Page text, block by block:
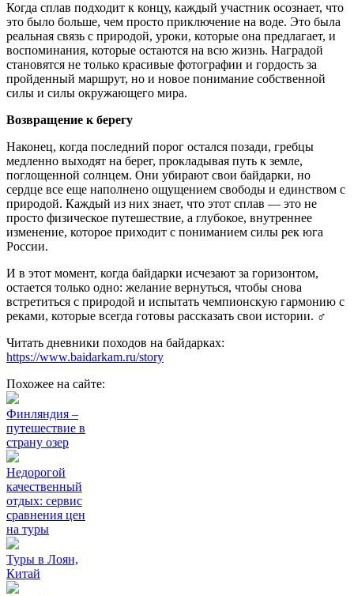
Когда сплав подходит к концу, каждый участник осознает, что
это было больше, чем просто приключение на воде. Это была
реальная связь с природой, уроки, которые она предлагает, и
воспоминания, которые остаются на всю жизнь. Наградой
становятся не только красивые фотографии и гордость за
пройденный маршрут, но и новое понимание собственной
силы и силы окружающего мира.
Возвращение к берегу
Наконец, когда последний порог остался позади, гребцы
медленно выходят на берег, прокладывая путь к земле,
поглощенной солнцем. Они убирают свои байдарки, но
сердце все еще наполнено ощущением свободы и единством с
природой. Каждый из них знает, что этот сплав — это не
просто физическое путешествие, а глубокое, внутреннее
изменение, которое приходит с пониманием силы рек юга
России.
И в этот момент, когда байдарки исчезают за горизонтом,
остается только одно: желание вернуться, чтобы снова
встретиться с природой и испытать чемпионскую гармонию с
реками, которые всегда готовы рассказать свои истории. ‍♂️
Читать дневники походов на байдарках:
https://www.baidarkam.ru/story
Похожее на сайте:
Финляндия –
путешествие в
страну озер
Недорогой
качественный
отдых: сервис
сравнения цен
на туры
Туры в Лоян,
Китай